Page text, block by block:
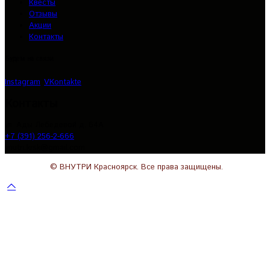
Квесты
Отзывы
Акции
Контакты
Instagram VKontakte
+7 (391) 256-2-666
© ВНУТРИ Красноярск. Все права защищены.